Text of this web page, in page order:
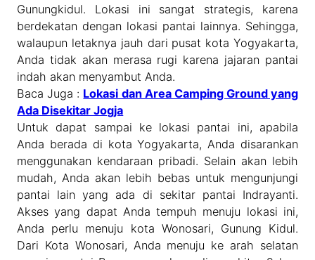
Gunungkidul. Lokasi ini sangat strategis, karena
berdekatan dengan lokasi pantai lainnya. Sehingga,
walaupun letaknya jauh dari pusat kota Yogyakarta,
Anda tidak akan merasa rugi karena jajaran pantai
indah akan menyambut Anda.
Baca Juga : Lokasi dan Area Camping Ground yang
Ada Disekitar Jogja
Untuk dapat sampai ke lokasi pantai ini, apabila
Anda berada di kota Yogyakarta, Anda disarankan
menggunakan kendaraan pribadi. Selain akan lebih
mudah, Anda akan lebih bebas untuk mengunjungi
pantai lain yang ada di sekitar pantai Indrayanti.
Akses yang dapat Anda tempuh menuju lokasi ini,
Anda perlu menuju kota Wonosari, Gunung Kidul.
Dari Kota Wonosari, Anda menuju ke arah selatan